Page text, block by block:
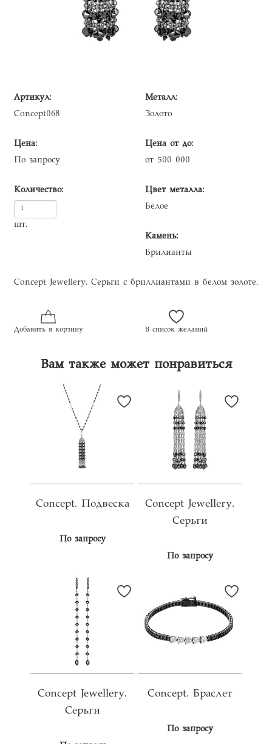
Артикул:
Concept068
Цена:
По запросу
Количество:
шт.
Металл:
Золото
Цена от до:
от 500 000
Цвет металла:
Белое
Камень:
Брилианты
Concept Jewellery. Серьги с бриллиантами в белом золоте.
Добавить в корзину В список желаний
Вам также может понравиться
Concept. Подвеска
По запросу
Concept Jewellery.
Серьги
По запросу
Concept Jewellery.
Серьги
Concept. Браслет
По запросу